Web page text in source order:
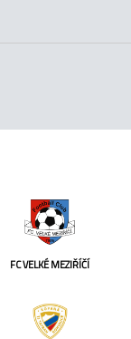
FC VELKÉ MEZIŘÍČÍ